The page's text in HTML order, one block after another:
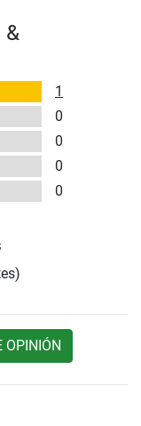
&
1
0
0
0
0
OPINIÓN